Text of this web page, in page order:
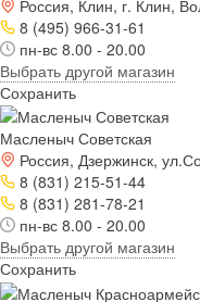
Россия, Клин, г. Клин,
8 (495) 966-31-61
пн-вс 8.00 - 20.00
Выбрать другой магазин
Сохранить
Масленыч Советская
Россия, Дзержинск,
8 (831) 215-51-44
8 (831) 281-78-21
пн-вс 8.00 - 20.00
Выбрать другой магазин
Сохранить